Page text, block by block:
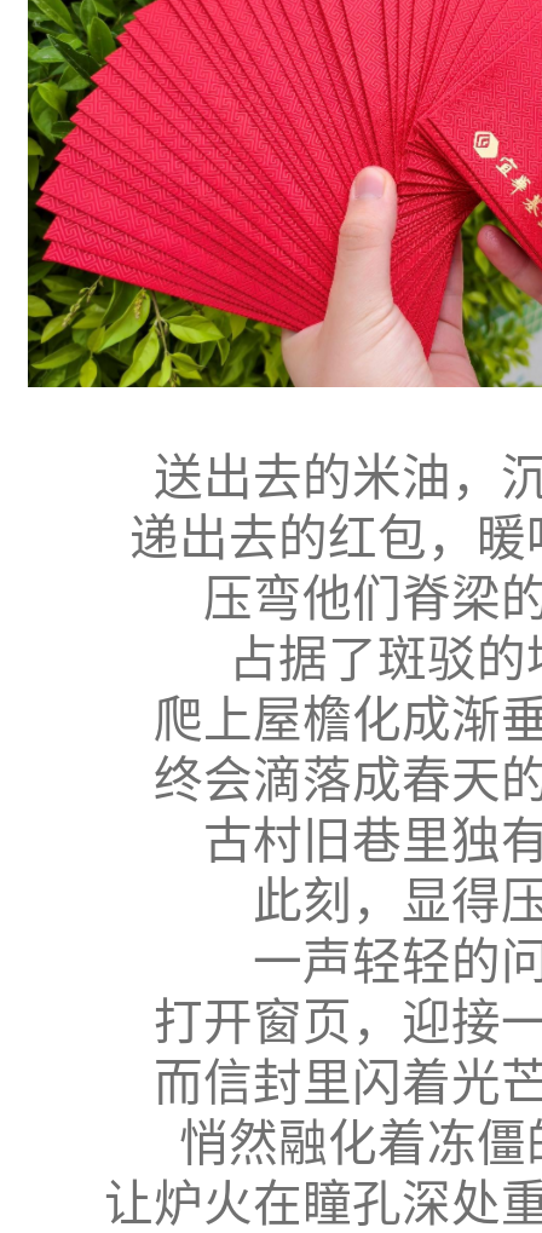
送出去的米油，
递出去的红包，暖
压弯他们脊梁
占据了斑驳的
爬上屋檐化成渐
终会滴落成春天
古村旧巷里独
此刻，显得
一声轻轻的
打开窗页，迎接
而信封里闪着光
悄然融化着冻僵
让炉火在瞳孔深处